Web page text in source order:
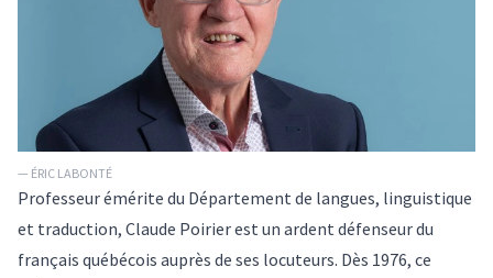
— ÉRIC LABONTÉ
Professeur émérite du Département de langues, linguistique
et traduction, Claude Poirier est un ardent défenseur du
français québécois auprès de ses locuteurs. Dès 1976, ce